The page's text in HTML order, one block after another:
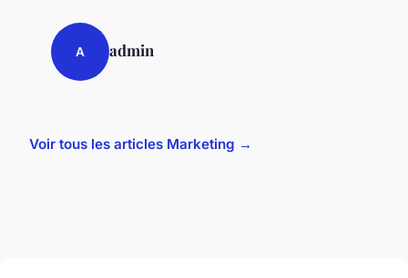
A admin
Voir tous les articles Marketing →